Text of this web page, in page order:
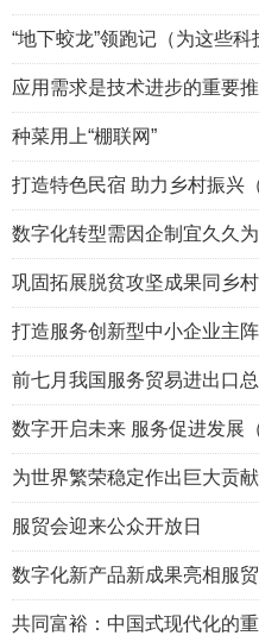
“地下蛟龙”领跑记（为这些
应用需求是技术进步的重要推
种菜用上“棚联网”
打造特色民宿 助力乡村振兴
数字化转型需因企制宜久久
巩固拓展脱贫攻坚成果同乡
打造服务创新型中小企业主
前七月我国服务贸易进出口
数字开启未来 服务促进发展
为世界繁荣稳定作出巨大贡献
服贸会迎来公众开放日
数字化新产品新成果亮相服
共同富裕：中国式现代化的